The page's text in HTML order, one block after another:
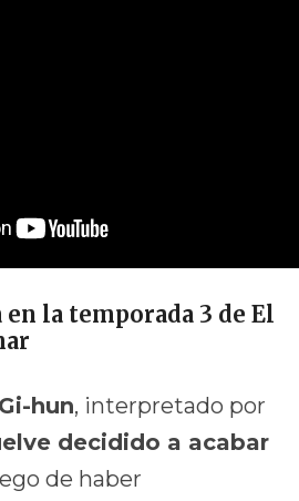
la temporada 3 de El
Gi-hun, interpretado por
decidido a acabar
de haber